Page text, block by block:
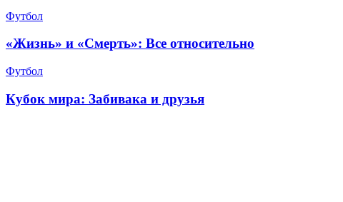
Футбол
«Жизнь» и «Смерть»: Все относительно
Футбол
Кубок мира: Забивака и друзья